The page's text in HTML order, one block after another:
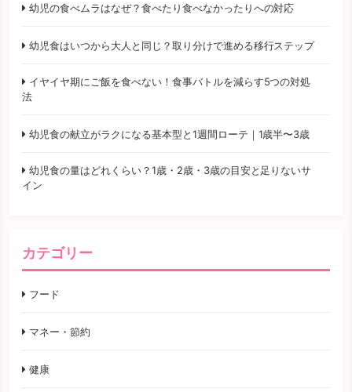
幼児の食べムラはなぜ？食べたり食べなかったりへの対応
幼児食はいつから大人と同じ？取り分けで進める移行ステップ
イヤイヤ期にご飯を食べない！食事バトルを減らす5つの対処
法
幼児食の献立がラクになる基本型と1週間ローテ｜1歳半〜3歳
幼児食の量はどれくらい？1歳・2歳・3歳の目安と足りないサ
イン
カテゴリー
フード
マネー・節約
健康